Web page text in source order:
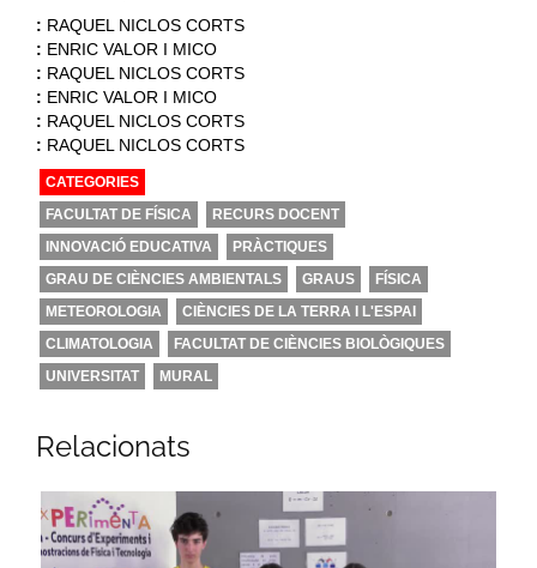
: RAQUEL NICLOS CORTS
: ENRIC VALOR I MICO
: RAQUEL NICLOS CORTS
: ENRIC VALOR I MICO
: RAQUEL NICLOS CORTS
: RAQUEL NICLOS CORTS
CATEGORIES
FACULTAT DE FÍSICA
RECURS DOCENT
INNOVACIÓ EDUCATIVA
PRÀCTIQUES
GRAU DE CIÈNCIES AMBIENTALS
GRAUS
FÍSICA
METEOROLOGIA
CIÈNCIES DE LA TERRA I L'ESPAI
CLIMATOLOGIA
FACULTAT DE CIÈNCIES BIOLÒGIQUES
UNIVERSITAT
MURAL
Relacionats